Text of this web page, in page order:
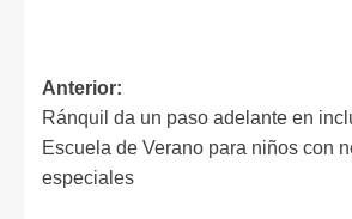
Anterior:
Ránquil da un paso adelante en
Escuela de Verano para niños con
especiales